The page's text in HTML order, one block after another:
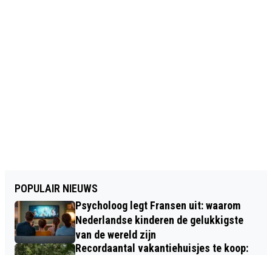
POPULAIR NIEUWS
Psycholoog legt Fransen uit: waarom
Nederlandse kinderen de gelukkigste
van de wereld zijn
Recordaantal vakantiehuisjes te koop: